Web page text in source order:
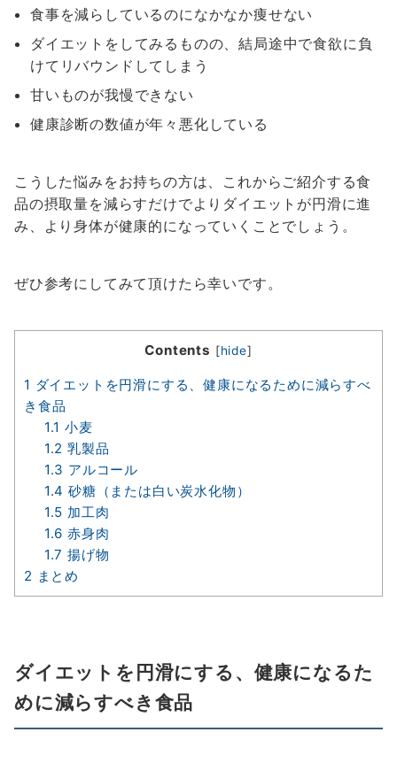
食事を減らしているのになかなか痩せない
ダイエットをしてみるものの、結局途中で食欲に負
けてリバウンドしてしまう
甘いものが我慢できない
健康診断の数値が年々悪化している
こうした悩みをお持ちの方は、これからご紹介する食
品の摂取量を減らすだけでよりダイエットが円滑に進
み、より身体が健康的になっていくことでしょう。
ぜひ参考にしてみて頂けたら幸いです。
Contents [hide]
1 ダイエットを円滑にする、健康になるために減らすべ
き食品
1.1 小麦
1.2 乳製品
1.3 アルコール
1.4 砂糖（または白い炭水化物）
1.5 加工肉
1.6 赤身肉
1.7 揚げ物
2 まとめ
ダイエットを円滑にする、健康になるた
めに減らすべき食品